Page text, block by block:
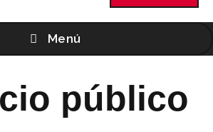
Menú
público